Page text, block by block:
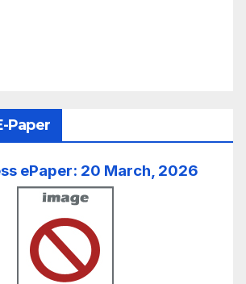
Paper
ePaper: 20 March, 2026